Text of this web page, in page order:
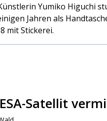
Yumiko Higuchi
Jahren als
mit Stickerei.
Satellit